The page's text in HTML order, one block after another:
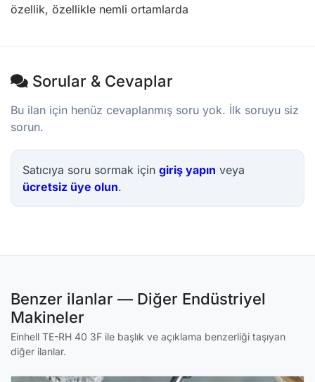
özellik, özellikle nemli ortamlarda
Sorular & Cevaplar
Bu ilan için henüz cevaplanmış soru yok. İlk soruyu siz
sorun.
Satıcıya soru sormak için giriş yapın veya
ücretsiz üye olun.
Benzer ilanlar — Diğer Endüstriyel
Makineler
Einhell TE-RH 40 3F ile başlık ve açıklama benzerliği taşıyan
diğer ilanlar.